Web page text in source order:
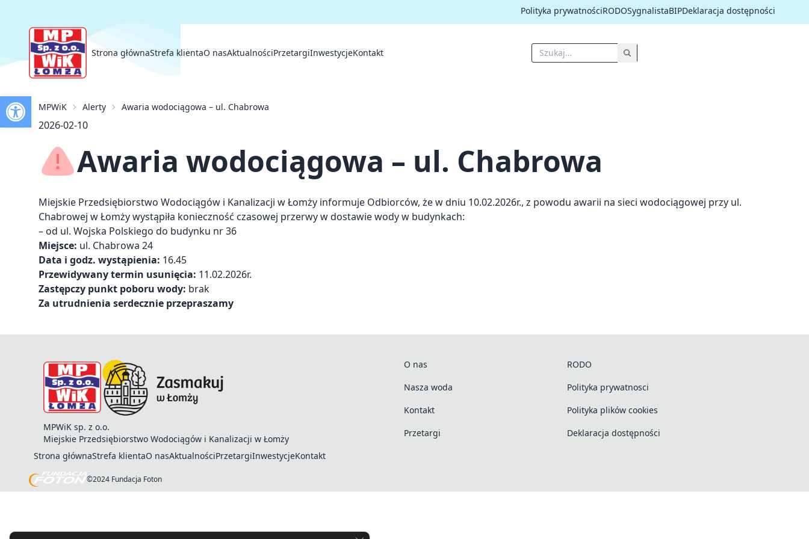
Otwórz pasek narzędzi
Polityka prywatnościRODOSygnalistaBIPDeklaracja dostępności
Strona głównaStrefa klientaO nasAktualnościPrzetargiInwestycjeKontakt
Strefa klienta
O nas
Aktualności
Inwestycje
Kontakt
MPWiK Alerty Awaria wodociągowa – ul. Chabrowa
2026-02-10
Awaria wodociągowa – ul. Chabrowa
Miejskie Przedsiębiorstwo Wodociągów i Kanalizacji w Łomży informuje Odbiorców, że w dniu 10.02.2026r., z powodu awarii na sieci wodociągowej przy ul.
Chabrowej w Łomży wystąpiła konieczność czasowej przerwy w dostawie wody w budynkach:
– od ul. Wojska Polskiego do budynku nr 36
Miejsce: ul. Chabrowa 24
Data i godz. wystąpienia: 16.45
Przewidywany termin usunięcia: 11.02.2026r.
Zastępczy punkt poboru wody: brak
Za utrudnienia serdecznie przepraszamy
MPWiK sp. z o.o.
Miejskie Przedsiębiorstwo Wodociągów i Kanalizacji w Łomży
O nas
Nasza woda
Kontakt
Przetargi
RODO
Polityka prywatnosci
Polityka plików cookies
Deklaracja dostępności
Strona głównaStrefa klientaO nasAktualnościPrzetargiInwestycjeKontakt
©2024 Fundacja Foton